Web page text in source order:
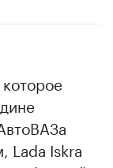
Lada Iskra